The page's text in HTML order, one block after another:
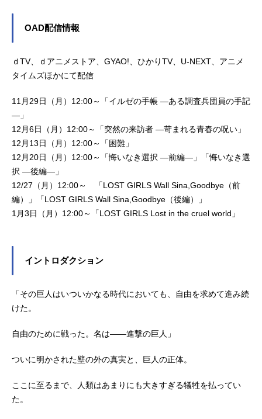
OAD配信情報
ｄTV、ｄアニメストア、GYAO!、ひかりTV、U-NEXT、アニメ
タイムズほかにて配信
11月29日（月）12:00～「イルゼの手帳 ―ある調査兵団員の手記
―」
12月6日（月）12:00～「突然の来訪者 ―苛まれる青春の呪い」
12月13日（月）12:00～「困難」
12月20日（月）12:00～「悔いなき選択 ―前編―」「悔いなき選
択 ―後編―」
12/27（月）12:00～ 「LOST GIRLS Wall Sina,Goodbye（前
編）」「LOST GIRLS Wall Sina,Goodbye（後編）」
1月3日（月）12:00～「LOST GIRLS Lost in the cruel world」
イントロダクション
「その巨人はいついかなる時代においても、自由を求めて進み続
けた。
自由のために戦った。名は――進撃の巨人」
ついに明かされた壁の外の真実と、巨人の正体。
ここに至るまで、人類はあまりにも大きすぎる犠牲を払ってい
た。